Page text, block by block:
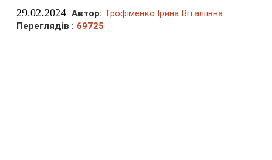
29.02.2024 Автор: Трофіменко Ірина Віталіївна
Переглядів : 69725